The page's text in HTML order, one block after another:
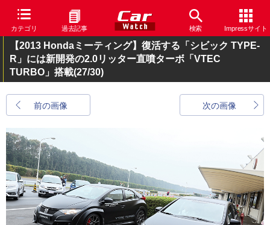
カテゴリ 過去記事 検索 Impressサイト
【2013 Hondaミーティング】復活する「シビック TYPE-
R」には新開発の2.0リッター直噴ターボ「VTEC
TURBO」搭載(27/30)
前の画像 次の画像